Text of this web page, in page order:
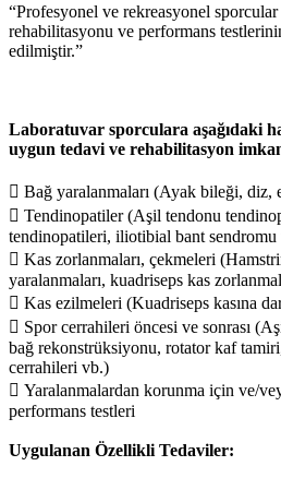
“Profesyonel ve rekreasyonel
rehabilitasyonu ve performans
edilmiştir.”
Laboratuvar sporculara aşağıdaki
uygun tedavi ve rehabilitasyon
 Bağ yaralanmaları (Ayak bileği, diz,
 Tendinopatiler (Aşil tendonu
tendinopatileri, iliotibial bant sendromu
 Kas zorlanmaları, çekmeleri
yaralanmaları, kuadriseps kas
 Kas ezilmeleri (Kuadriseps kasına
 Spor cerrahileri öncesi ve sonrası
bağ rekonstrüksiyonu, rotator kaf
cerrahileri vb.)
 Yaralanmalardan korunma için ve/
performans testleri
Uygulanan Özellikli Tedaviler: